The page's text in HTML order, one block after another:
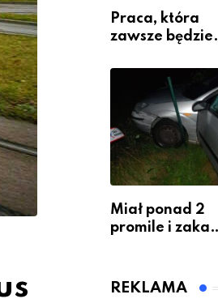
Praca, która
zawsze będzie
krawiectwo
zawodem
przyszłości i
gdzie się go
nauczyć?
Miał ponad 2
promile i zakaz
kierownicę w
REKLAMA